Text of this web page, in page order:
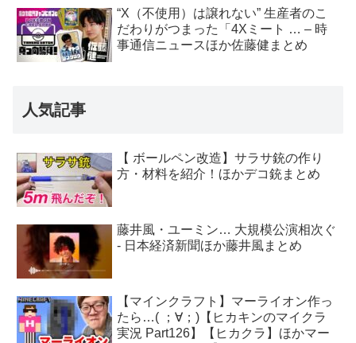
“X（不使用）は譲れない” 生産者のこ
だわりがつまった「4Xミート … – 時
事通信ニュースほか佐藤健まとめ
人気記事
【 ボールペン改造】サラサ銃の作り
方・材料を紹介！ほかデコ銃まとめ
藤井風・ユーミン… 大規模公演相次ぐ
- 日本経済新聞ほか藤井風まとめ
【マインクラフト】マーライオン作っ
たら…( ；∀；)【ヒカキンのマイクラ
実況 Part126】【ヒカクラ】ほかマー